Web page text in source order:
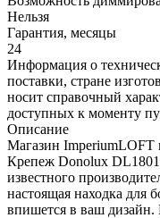
Нельзя
Гарантия, месяцы
24
Информация о
поставки, стране
носит справочный
доступных к моменту
Описание
Магазин ImperiumLOFT
Крепеж Donolux
известного
настоящая находка для
впишется в ваш дизайн.